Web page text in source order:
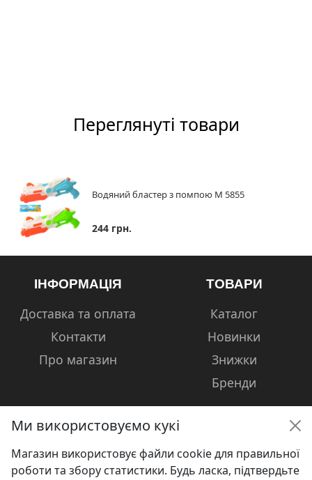
Переглянуті товари
Водяний бластер з помпою M 5855
244 грн.
ІНФОРМАЦІЯ
Доставка та оплата
Контакти
Про магазин
ТОВАРИ
Каталог
Новинки
Знижки
Бренди
КОНТАКТИ
Ми використовуємо кукі
Магазин використовує файли cookie для правильної
роботи та збору статистики. Будь ласка, підтвердьте